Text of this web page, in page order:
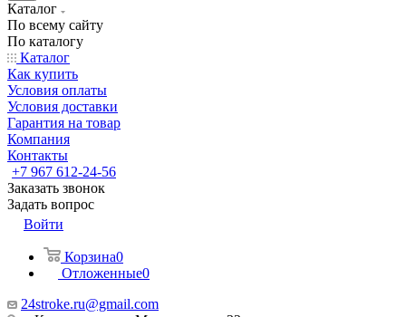
Каталог
По всему сайту
По каталогу
Каталог
Как купить
Условия оплаты
Условия доставки
Гарантия на товар
Компания
Контакты
+7 967 612-24-56
Заказать звонок
Задать вопрос
Войти
Корзина0
Отложенные0
24stroke.ru@gmail.com